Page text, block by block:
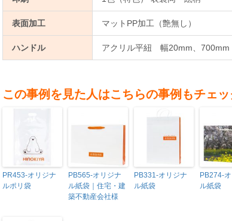
表面加工 マットPP加工（艶無し）
ハンドル アクリル平紐 幅20mm、700mm
この事例を見た人はこちらの事例もチェッ
PR453-オリジナ
ルポリ袋
PB565-オリジナ
ル紙袋｜住宅・建
築不動産会社様
PB331-オリジナ
ル紙袋
PB274-
ル紙袋